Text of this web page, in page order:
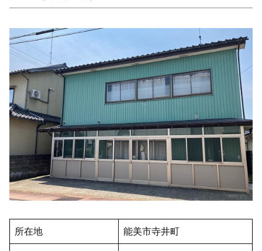
所在地 能美市寺井町